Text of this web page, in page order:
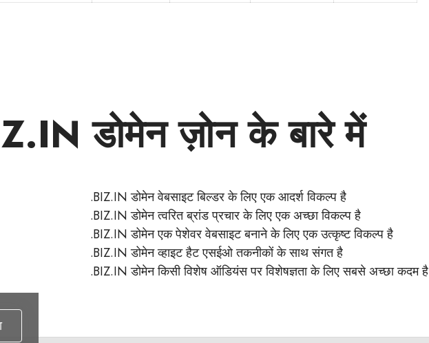
डोमेन ज़ोन के बारे में
.BIZ.IN डोमेन वेबसाइट बिल्डर के लिए एक आदर्श विकल्प है
.BIZ.IN डोमेन त्वरित ब्रांड प्रचार के लिए एक अच्छा विकल्प है
.BIZ.IN डोमेन एक पेशेवर वेबसाइट बनाने के लिए एक उत्कृष्ट विकल्प है
.BIZ.IN डोमेन व्हाइट हैट एसईओ तकनीकों के साथ संगत है
.BIZ.IN डोमेन किसी विशेष ऑडियंस पर विशेषज्ञता के लिए सबसे अच्छा कदम है